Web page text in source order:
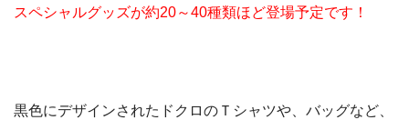
スペシャルグッズが約20～40種類ほど登場予定です！
黒色にデザインされたドクロのＴシャツや、バッグなど、